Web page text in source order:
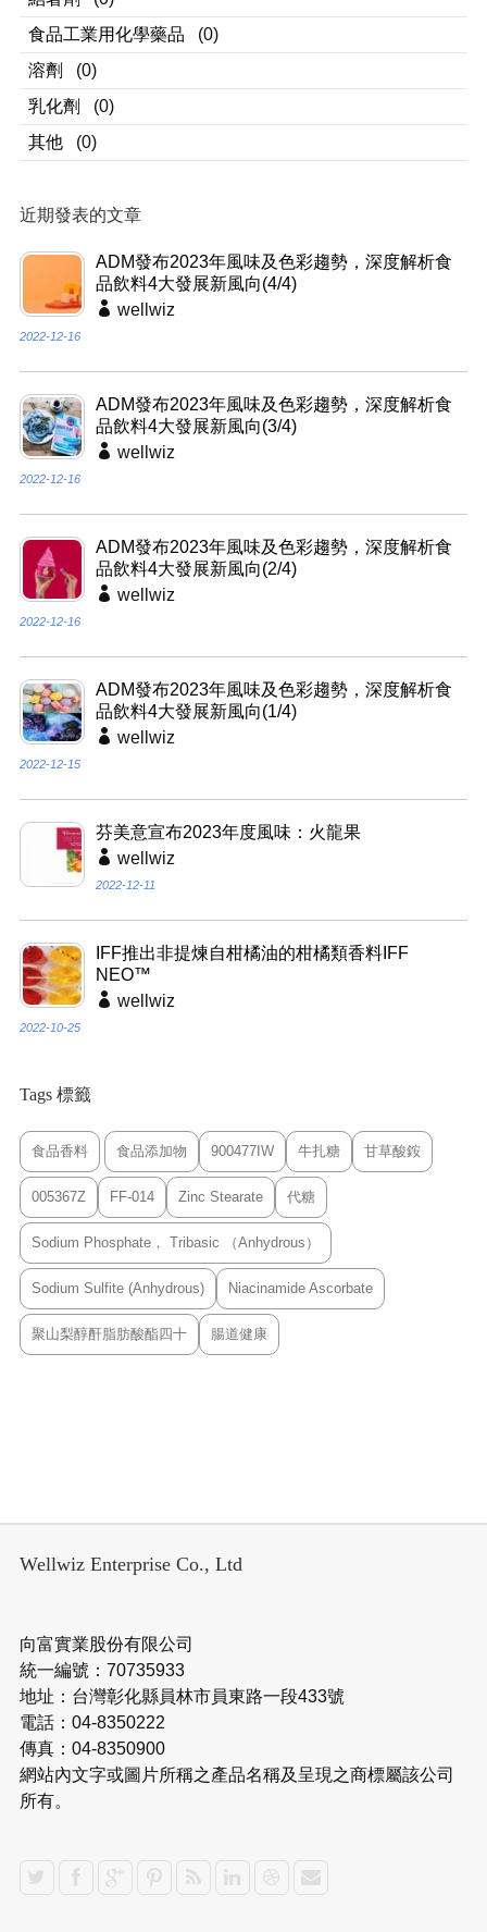
食品工業用化學藥品
(0)
溶劑
(0)
乳化劑
(0)
其他
(0)
近期發表的文章
ADM發布2023年風味及色彩趨勢，深度解析食
品飲料4大發展新風向(4/4)
wellwiz
2022-12-16
ADM發布2023年風味及色彩趨勢，深度解析食
品飲料4大發展新風向(3/4)
wellwiz
2022-12-16
ADM發布2023年風味及色彩趨勢，深度解析食
品飲料4大發展新風向(2/4)
wellwiz
2022-12-16
ADM發布2023年風味及色彩趨勢，深度解析食
品飲料4大發展新風向(1/4)
wellwiz
2022-12-15
芬美意宣布2023年度風味：火龍果
wellwiz
2022-12-11
IFF推出非提煉自柑橘油的柑橘類香料IFF
NEO™
wellwiz
2022-10-25
Tags 標籤
食品香料 食品添加物 900477IW 牛扎糖 甘草酸銨
005367Z FF-014 Zinc Stearate 代糖
Sodium Phosphate， Tribasic （Anhydrous）
Sodium Sulfite (Anhydrous) Niacinamide Ascorbate
聚山梨醇酐脂肪酸酯四十 腸道健康
Wellwiz Enterprise Co., Ltd
向富實業股份有限公司
統一編號：70735933
地址：台灣彰化縣員林市員東路一段433號
電話：04-8350222
傳真：04-8350900
網站內文字或圖片所稱之產品名稱及呈現之商標屬該公司
所有。